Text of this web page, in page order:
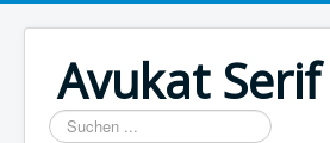
Avukat
Suchen